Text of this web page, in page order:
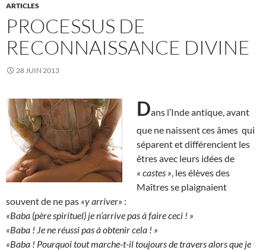
ARTICLES
PROCESSUS DE
RECONNAISSANCE DIVINE
28 JUIN 2013
Dans l’Inde antique, avant
que ne naissent ces âmes qui
séparent et différencient les
êtres avec leurs idées de
« castes » , les élèves des
Maîtres se plaignaient
souvent de ne pas «y arriver» :
«Baba (père spirituel) je n’arrive pas à faire ceci ! »
«Baba ! Je ne réussi pas à obtenir cela ! »
«Baba ! Pourquoi tout marche-t-il toujours de travers alors que je